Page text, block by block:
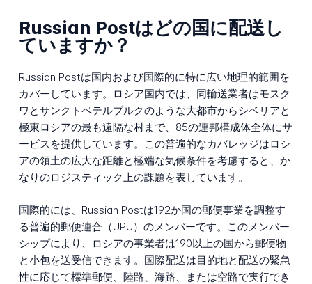
Russian Postはどの国に配送し
ていますか？
Russian Postは国内および国際的に特に広い地理的範囲を
カバーしています。ロシア国内では、同輸送業者はモスク
ワとサンクトペテルブルクのような大都市からシベリアと
極東ロシアの最も遠隔な村まで、85の連邦構成体全体にサ
ービスを提供しています。この普遍的なカバレッジはロシ
アの領土の広大な距離と極端な気候条件を考慮すると、か
なりのロジスティック上の課題を表しています。
国際的には、Russian Postは192か国の郵便事業を調整す
る普遍的郵便連合（UPU）のメンバーです。このメンバー
シップにより、ロシアの事業者は190以上の国から郵便物
と小包を送受信できます。国際配送は目的地と配送の緊急
性に応じて標準郵便、陸路、海路、または空路で実行でき